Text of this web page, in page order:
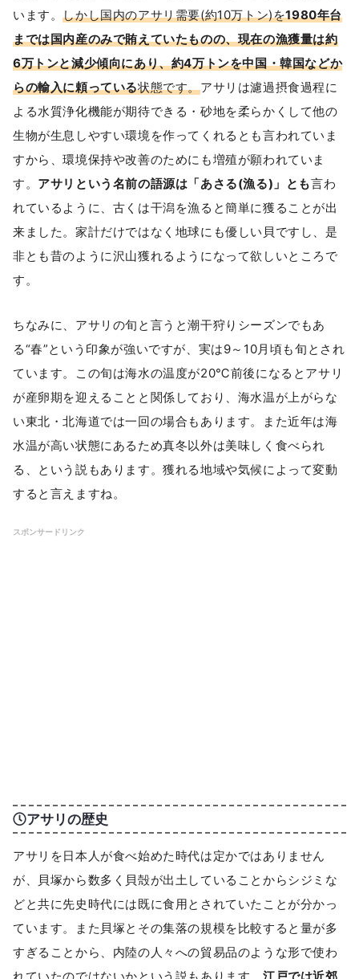
います。しかし国内のアサリ需要(約10万トン)を1980年台
までは国内産のみで賄えていたものの、現在の漁獲量は約
6万トンと減少傾向にあり、約4万トンを中国・韓国などか
らの輸入に頼っている状態です。アサリは濾過摂食過程に
よる水質浄化機能が期待できる・砂地を柔らかくして他の
生物が生息しやすい環境を作ってくれるとも言われていま
すから、環境保持や改善のためにも増殖が願われていま
す。 アサリという名前の語源は「あさる(漁る)」とも言わ
れているように、古くは干潟を漁ると簡単に獲ることが出
来ました。家計だけではなく地球にも優しい貝ですし、是
非とも昔のように沢山獲れるようになって欲しいところで
す。
ちなみに、アサリの旬と言うと潮干狩りシーズンでもあ
る“春”という印象が強いですが、実は9～10月頃も旬とされ
ています。この旬は海水の温度が20℃前後になるとアサリ
が産卵期を迎えることと関係しており、海水温が上がらな
い東北・北海道では一回の場合もあります。また近年は海
水温が高い状態にあるため真冬以外は美味しく食べられ
る、という説もあります。獲れる地域や気候によって変動
すると言えますね。
スポンサードリンク
アサリの歴史
アサリを日本人が食べ始めた時代は定かではありません
が、貝塚から数多く貝殻が出土していることからシジミな
どと共に先史時代には既に食用とされていたことが分かっ
ています。また貝塚とその集落の規模を比較すると量が多
すぎることから、内陸の人々への貿易品のような形で使わ